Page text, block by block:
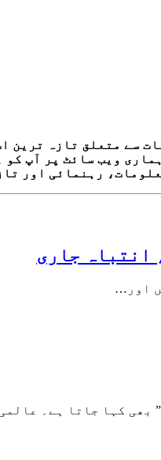
سے متعلق تازہ ترین
ویب سائٹ پر آپ
رہنمائی اور
انتباہ جاری
اور…
بھی کہا جاتا ہے۔